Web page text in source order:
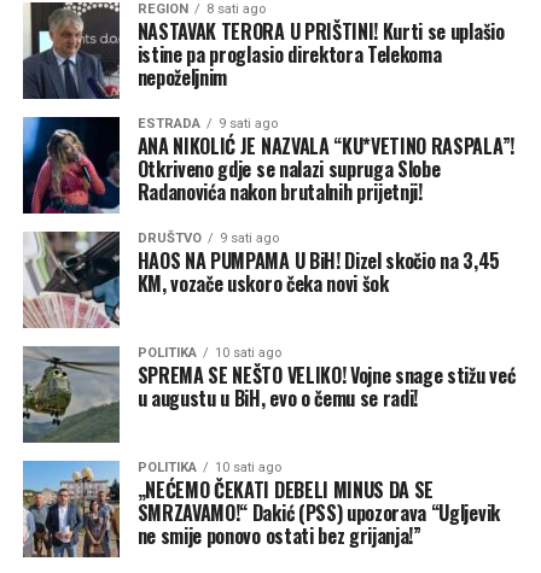
REGION 8 sati ago
NASTAVAK TERORA U PRIŠTINI! Kurti se uplašio
istine pa proglasio direktora Telekoma
nepoželjnim
ESTRADA 9 sati ago
ANA NIKOLIĆ JE NAZVALA “KU*VETINO RASPALA”!
Otkriveno gdje se nalazi supruga Slobe
Radanovića nakon brutalnih prijetnji!
DRUŠTVO 9 sati ago
HAOS NA PUMPAMA U BiH! Dizel skočio na 3,45
KM, vozače uskoro čeka novi šok
POLITIKA 10 sati ago
SPREMA SE NEŠTO VELIKO! Vojne snage stižu već
u augustu u BiH, evo o čemu se radi!
POLITIKA 10 sati ago
„NEĆEMO ČEKATI DEBELI MINUS DA SE
SMRZAVAMO!“ Dakić (PSS) upozorava “Ugljevik
ne smije ponovo ostati bez grijanja!”